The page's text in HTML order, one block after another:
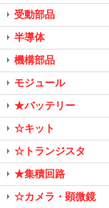
受動部品
半導体
機構部品
モジュール
★バッテリー
☆キット
☆トランジスタ
★集積回路
☆カメラ・顕微鏡